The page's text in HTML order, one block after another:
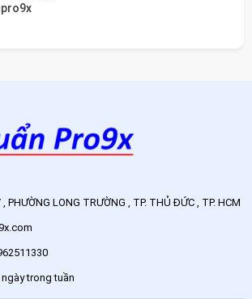
, PHƯỜNG LONG TRƯỜNG , TP. THỦ ĐỨC , TP. HCM
trong tuần